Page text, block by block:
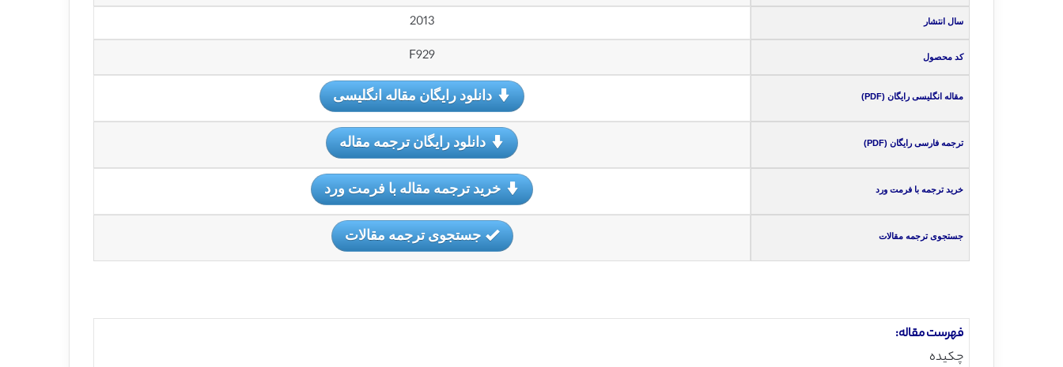
سال انتشار 2013
کد محصول F929
مقاله انگلیسی رایگان (PDF) دانلود رایگان مقاله انگلیسی
ترجمه فارسی رایگان (PDF) دانلود رایگان ترجمه مقاله
خرید ترجمه با فرمت ورد خرید ترجمه مقاله با فرمت ورد
جستجوی ترجمه مقالات جستجوی ترجمه مقالات
فهرست مقاله:
چکیده